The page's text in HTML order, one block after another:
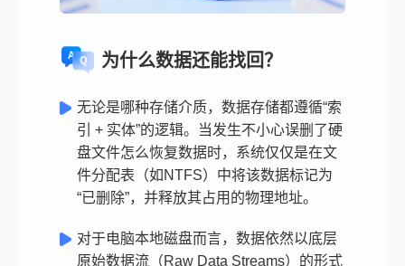
为什么数据还能找回？
无论是哪种存储介质，数据存储都遵循“索
引 + 实体”的逻辑。当发生不小心误删了硬
盘文件怎么恢复数据时，系统仅仅是在文
件分配表（如NTFS）中将该数据标记为
“已删除”，并释放其占用的物理地址。
对于电脑本地磁盘而言，数据依然以底层
原始数据流（Raw Data Streams）的形式